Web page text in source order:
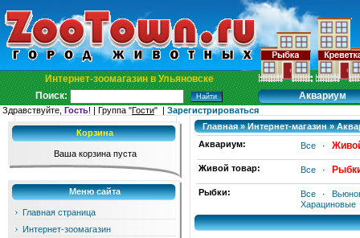
Интернет-зоомагазин в Ульяновске
Поиск:
Аквариум
Здравствуйте, Гость! | Группа "Гости" | Зарегистрироваться
Корзина
Ваша корзина пуста
Меню сайта
Главная страница
Интернет-зоомагазин
Главная » Интернет-магазин »
Аквариум:
Все ·
Живой товар: Все ·
Рыбки: Все ·
Харациновые